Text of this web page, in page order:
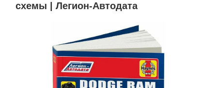
схемы | Легион-Aвтодата